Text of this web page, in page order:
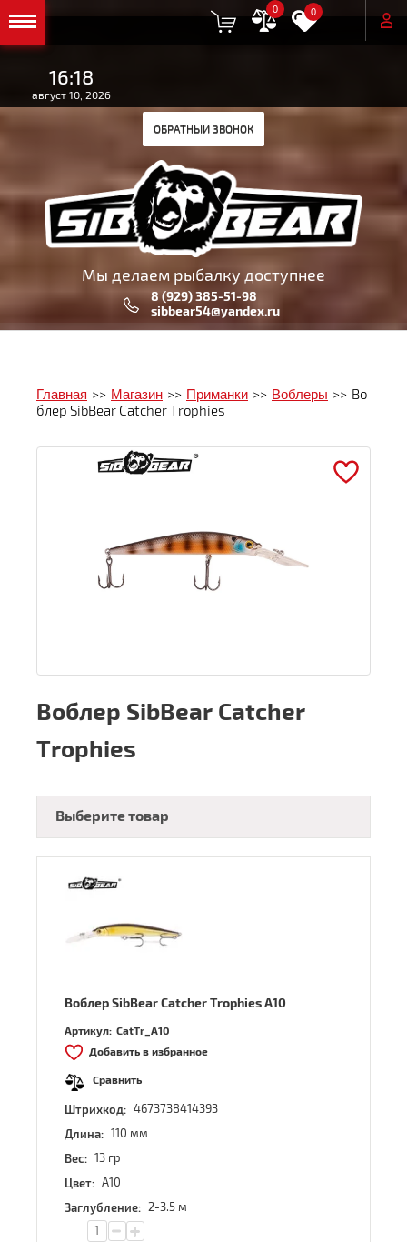
0 0
16:18
август 10, 2026
Мы делаем рыбалку доступнее
ОБРАТНЫЙ ЗВОНОК
8 (929) 385-51-98
sibbear54@yandex.ru
Главная >> Магазин >> Приманки >> Воблеры >> Во
блер SibBear Catcher Trophies
Воблер SibBear Catcher
Trophies
Выберите товар
Воблер SibBear Catcher Trophies A10
Артикул: CatTr_A10
Добавить в избранное
Сравнить
Штрихкод: 4673738414393
Длина: 110 мм
Вес: 13 гр
Цвет: A10
Заглубление: 2-3.5 м